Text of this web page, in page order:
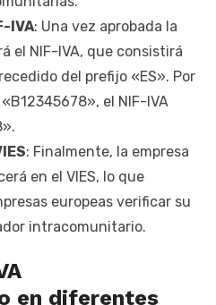
IVA: Una vez aprobada la
el NIF-IVA, que consistirá
del prefijo «ES». Por
el NIF-IVA
: Finalmente, la empresa
en el VIES, lo que
europeas verificar su
intracomunitario.
en diferentes